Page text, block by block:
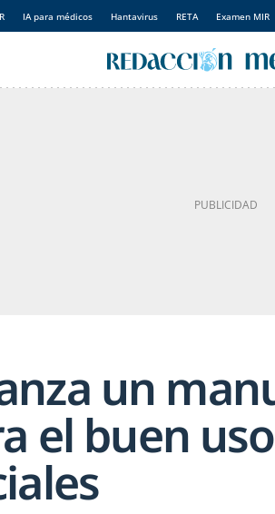
IA para médicos Hantavirus RETA Examen MIR
un
el buen